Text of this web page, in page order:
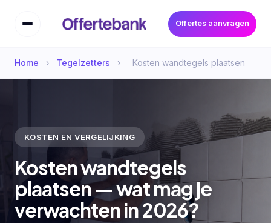
Offertes aanvragen
Home › Tegelzetters › Kosten wandtegels plaatsen
KOSTEN EN VERGELIJKING
Kosten wandtegels
plaatsen — wat mag je
verwachten in 2026?